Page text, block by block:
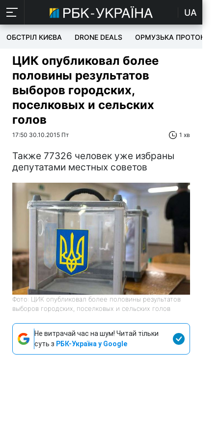
UA
ОБСТРІЛ КИЄВА DRONE DEALS ОРМУЗЬКА ПРОТОКА
ЦИК опубликовал более
половины результатов
выборов городских,
поселковых и сельских
голов
17:50 30.10.2015 Пт 1 хв
Также 77326 человек уже избраны
депутатами местных советов
Фото: ЦИК опубликовал более половины результатов
выборов городских, поселковых и сельских голов
Не витрачай час на шум! Читай тільки
суть з РБК-Україна у Google